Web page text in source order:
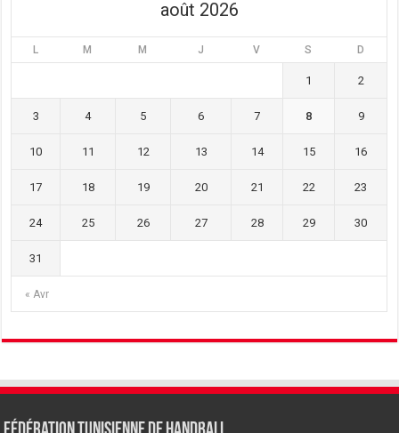
août 2026
L M M J V S D
« Avr
1 2
3 4 5 6 7 8 9
10 11 12 13 14 15 16
17 18 19 20 21 22 23
24 25 26 27 28 29 30
31